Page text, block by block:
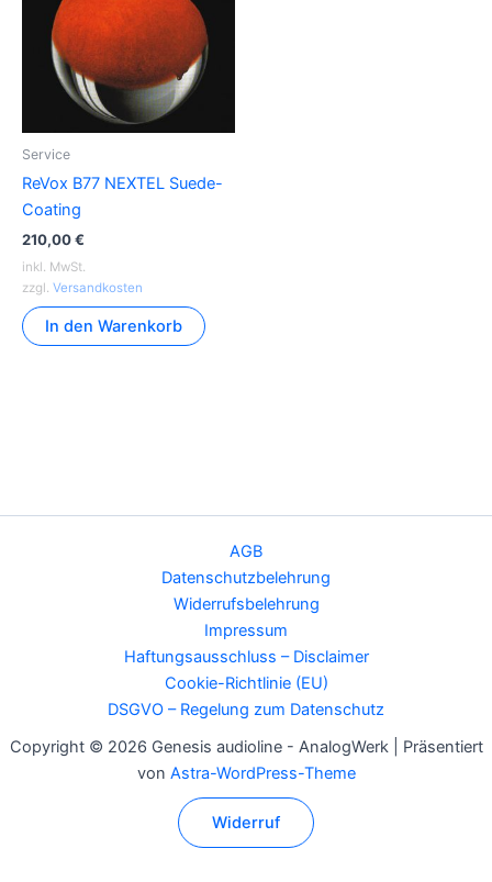
Service
ReVox B77 NEXTEL Suede-
Coating
210,00€
inkl. MwSt.
zzgl. Versandkosten
In den Warenkorb
AGB
Datenschutzbelehrung
Widerrufsbelehrung
Impressum
Haftungsausschluss – Disclaimer
Cookie-Richtlinie (EU)
DSGVO – Regelung zum Datenschutz
Copyright © 2026 Genesis audioline - AnalogWerk | Präsentiert
von Astra-WordPress-Theme
Widerruf